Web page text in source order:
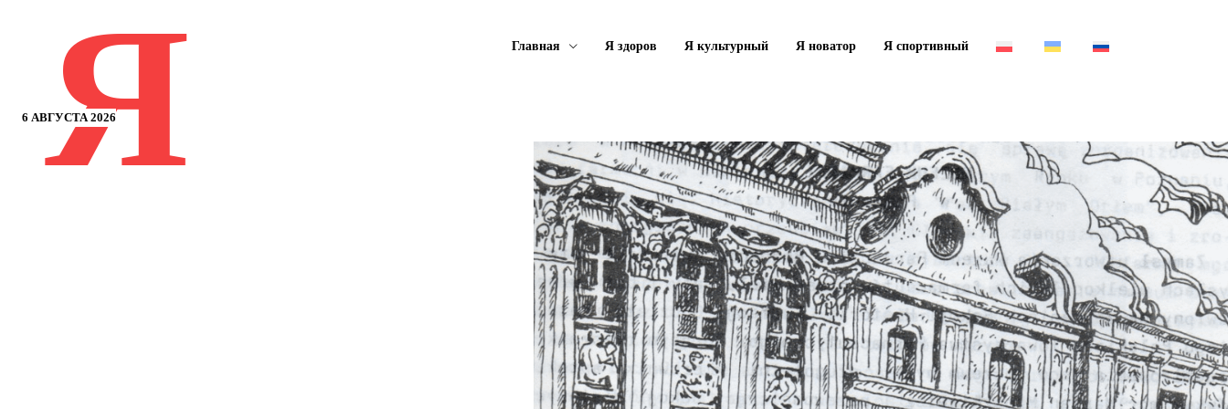
6 АВГУСТА 2026
Я Главная Я здоров Я культурный Я новатор Я спортивный